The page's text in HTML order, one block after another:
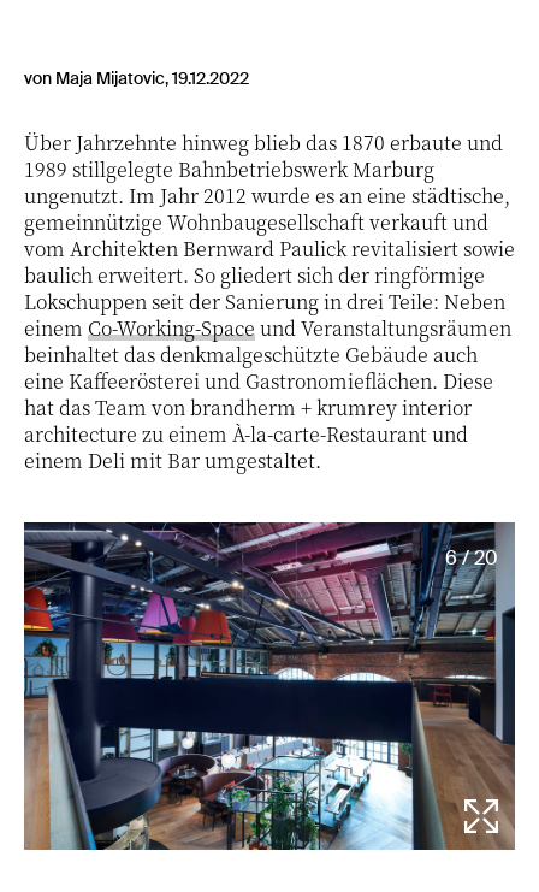
von Maja Mijatovic, 19.12.2022
Über Jahrzehnte hinweg blieb das 1870 erbaute und
1989 stillgelegte Bahnbetriebswerk Marburg
ungenutzt. Im Jahr 2012 wurde es an eine städtische,
gemeinnützige Wohnbaugesellschaft verkauft und
vom Architekten Bernward Paulick revitalisiert sowie
baulich erweitert. So gliedert sich der ringförmige
Lokschuppen seit der Sanierung in drei Teile: Neben
einem Co-Working-Spaceund Veranstaltungsräumen
beinhaltet das denkmalgeschützte Gebäude auch
eine Kaffeerösterei und Gastronomieflächen. Diese
hat das Team von brandherm + krumrey interior
architecture zu einem À-la-carte-Re­s­tau­rant und
einem Deli mit Bar umgestaltet.
6 / 20